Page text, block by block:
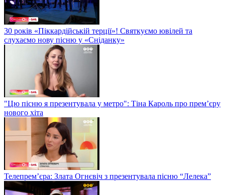
30 років «Піккардійській терції»! Святкуємо ювілей та
слухаємо нову пісню у «Сніданку»
"Цю пісню я презентувала у метро": Тіна Кароль про прем’єру
нового хіта
Телепрем’єра: Злата Огнєвіч з презентувала пісню “Лелека”